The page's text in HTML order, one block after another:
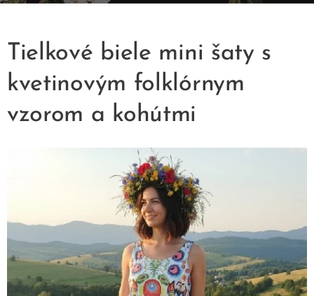
Tielkové biele mini šaty s
kvetinovým folklórnym
vzorom a kohútmi